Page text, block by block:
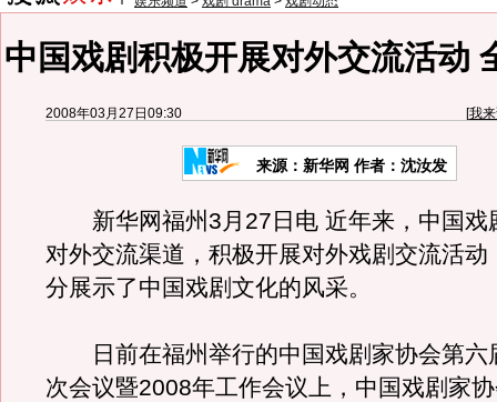
中国戏剧积极开展对外交流活动
2008年03月27日09:30 [我
来源：新华网 作者：沈汝发
新华网福州3月27日电 近年来，中国戏
对外交流渠道，积极开展对外戏剧交流活动
分展示了中国戏剧文化的风采。
日前在福州举行的中国戏剧家协会第六
次会议暨2008年工作会议上，中国戏剧家